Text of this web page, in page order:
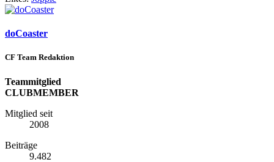
doCoaster
CF Team Redaktion
Teammitglied
CLUBMEMBER
Mitglied seit
2008
Beiträge
9.482